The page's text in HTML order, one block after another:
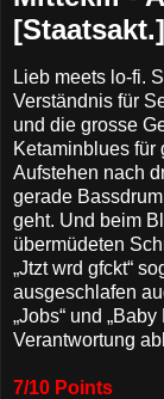
[Staatsakt.]
Lieb meets lo-fi.
Verständnis für
und die grosse
Ketaminblues für
Aufstehen nach
gerade
geht. Und beim
übermüdeten
„Jtzt wrd gfckt“
ausgeschlafen
„Jobs“ und
Verantwortung
7/10 Points